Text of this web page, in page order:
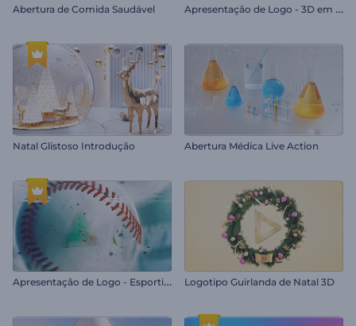
Abertura de Comida Saudável A
presentação de Logo - 3D em Relevo
Natal Glistoso Introdução Abertura Médica Live Action
A
presentação de Logo - Esportivo 3D Logotipo Guirlanda de Natal 3D